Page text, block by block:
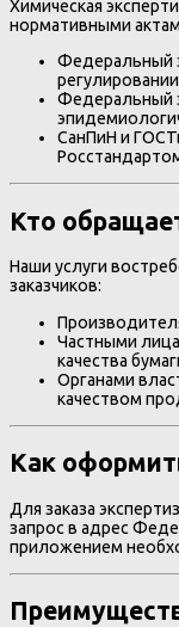
Химическая
нормативными
Федеральный
Федеральный
СанПиН и
Кто
Наши услуги
заказчиков:
Частными
качества
Органами
качеством
Как
Для заказа
запрос в адрес
приложением